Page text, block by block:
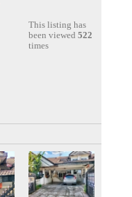
This listing has
been viewed522
times